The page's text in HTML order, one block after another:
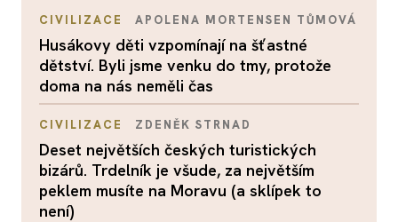
CIVILIZACE APOLENA MORTENSEN TŮMOVÁ
Husákovy děti vzpomínají na šťastné
dětství. Byli jsme venku do tmy, protože
doma na nás neměli čas
CIVILIZACE ZDENĚK STRNAD
Deset největších českých turistických
bizárů. Trdelník je všude, za největším
peklem musíte na Moravu (a sklípek to
není)